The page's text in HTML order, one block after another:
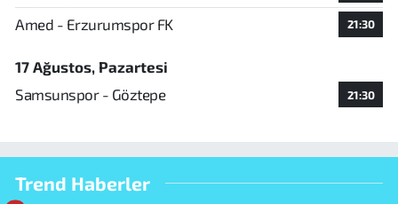
Amed - Erzurumspor FK 21:30
17 Ağustos, Pazartesi
Samsunspor - Göztepe
21:30
Trend Haberler